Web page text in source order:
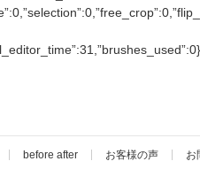
before after お客様の声 お